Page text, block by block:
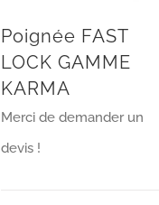
Poignée FAST
LOCK GAMME
KARMA
Merci de demander un
devis !